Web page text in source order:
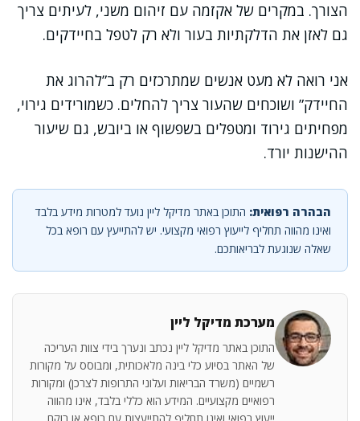
הצורך. במקרים של אקזמה עם זיהום משני, לעיתים צריך
גם לאזן את הדלקתיות בעור ולא רק לטפל בחיידקים.
אני רואה לא מעט אנשים שמתרכזים רק ב”להרוג את
החיידק” ושוכחים שהעור צריך להחלים. כשמורידים גירוי,
מפחיתים גירוד ומטפלים בשפשוף או ביובש, גם שיעור
ההישנות יורד.
הבהרה רפואית: התוכן באתר מדיקל ליין נועד למטרות מידע בלבד
ואינו מהווה תחליף לייעוץ רפואי מקצועי. יש להתייעץ עם רופא בכל
שאלה שנוגעת לבריאותכם.
מערכת מדיקל ליין
התוכן באתר מדיקל ליין נכתב ונערך בידי צוות העריכה
של האתר בסיוע כלי בינה מלאכותית, ומבוסס על מקורות
רשמיים (משרד הבריאות ועלוני התרופות לצרכן) ומקורות
רפואיים מקצועיים. המידע הוא כללי בלבד, אינו מהווה